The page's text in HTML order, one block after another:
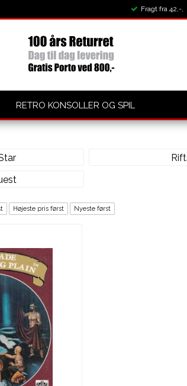
Fragt fra 42,-,
RETRO KONSOLLER OG SPIL
Højeste pris først Nyeste først